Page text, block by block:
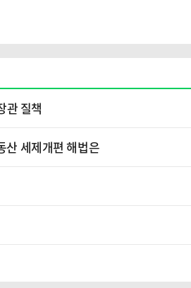
관 질책
세제개편 해법은